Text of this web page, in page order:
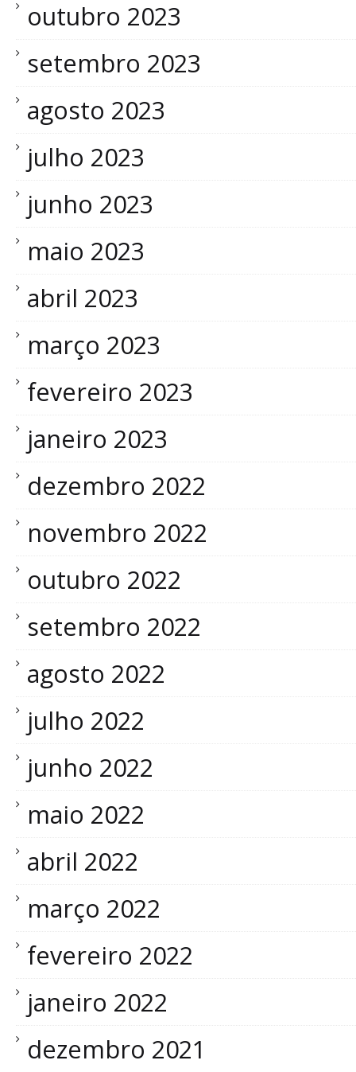
outubro 2023
setembro 2023
agosto 2023
julho 2023
junho 2023
maio 2023
abril 2023
março 2023
fevereiro 2023
janeiro 2023
dezembro 2022
novembro 2022
outubro 2022
setembro 2022
agosto 2022
julho 2022
junho 2022
maio 2022
abril 2022
março 2022
fevereiro 2022
janeiro 2022
dezembro 2021